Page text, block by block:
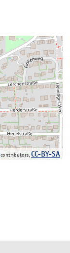
contributors,CC-BY-SA